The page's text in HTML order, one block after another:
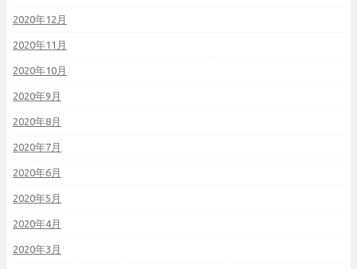
2020年12月
2020年11月
2020年10月
2020年9月
2020年8月
2020年7月
2020年6月
2020年5月
2020年4月
2020年3月